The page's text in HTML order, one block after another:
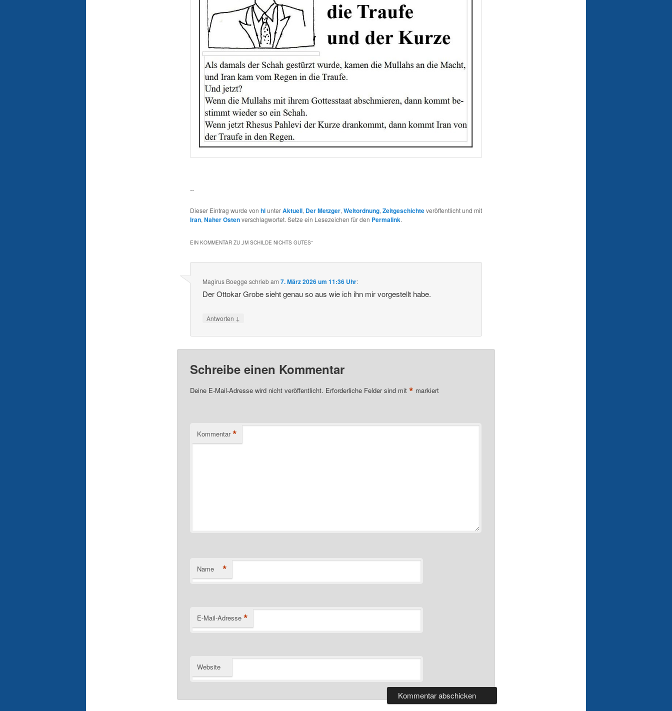
..
Dieser Eintrag wurde von hlunterAktuell, Der Metzger, Weltordnung, Zeitgeschichteveröffentlicht und mit
Iran, Naher Ostenverschlagwortet. Setze ein Lesezeichen für den Permalink.
EIN KOMMENTAR ZU „IM SCHILDE NICHTS GUTES“
Magirus Boegge schriebam7. März 2026 um 11:36 Uhr:
Der Ottokar Grobe sieht genau so aus wie ich ihn mir vorgestellt habe.
Antworten ↓
Schreibe einen Kommentar
Deine E-Mail-Adresse wird nicht veröffentlicht. Erforderliche Felder sind mit * markiert
Kommentar *
Name *
E-Mail-Adresse *
Website